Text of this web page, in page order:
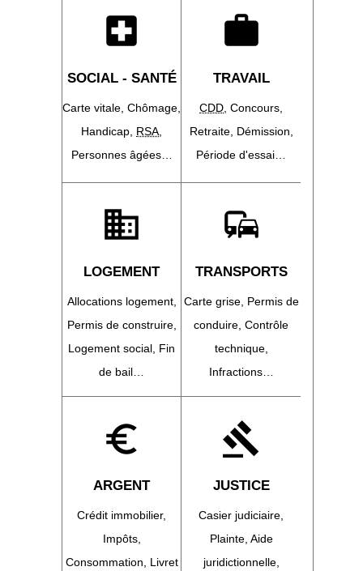
local_hospital
SOCIAL - SANTÉ
Carte vitale,Chômage,
Handicap, RSA
Personnes âgées…
work
TRAVAIL
CDD ,Concours,
Retraite, Démission,
Période d'essai…
domain
LOGEMENT
Allocations logement,
Permis de construire,
Logement social, Fin
de bail…
commute
TRANSPORTS
Carte grise, Permis de
conduire,Contrôle
technique,
Infractions…
euro_symbol
ARGENT
Crédit immobilier,
Impôts,
Consommation, Livret
gavel
JUSTICE
Casier judiciaire,
Plainte, Aide
juridictionnelle,